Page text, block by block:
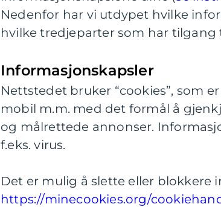
Nedenfor har vi utdypet hvilke
hvilke tredjeparter som har tilgang
Informasjonskapsler
Nettstedet bruker “cookies”, som
mobil m.m. med det formål å
og målrettede annonser.
f.eks. virus.
Det er mulig å slette eller blokkere
https://minecookies.org/